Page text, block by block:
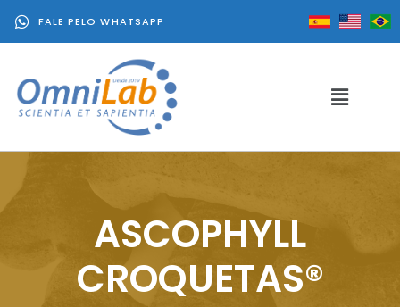
FALE PELO WHATSAPP
ASCOPHYLL
CROQUETAS®